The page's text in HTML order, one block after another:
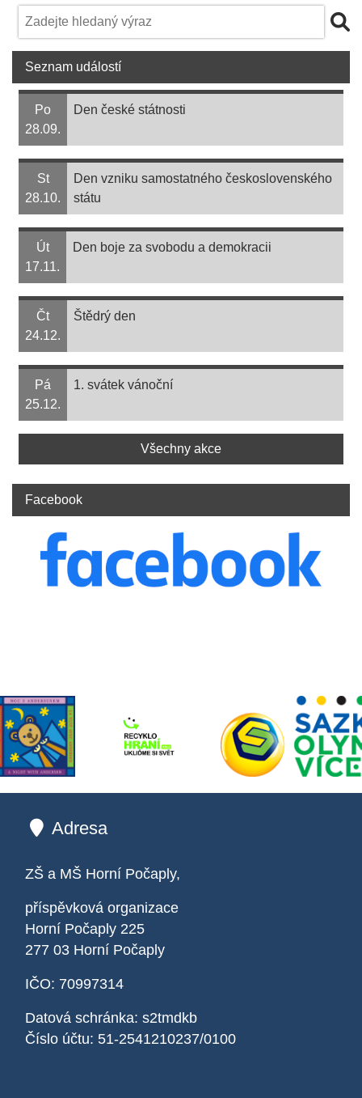
Seznam událostí
Po
28.09.
Den české státnosti
St
28.10.
Den vzniku samostatného československého
státu
Út
17.11.
Den boje za svobodu a demokracii
Čt
24.12.
Štědrý den
Pá
25.12.
1. svátek vánoční
Všechny akce
Facebook
Adresa
ZŠ a MŠ Horní Počaply,
příspěvková organizace
Horní Počaply 225
277 03 Horní Počaply
IČO: 70997314
Datová schránka: s2tmdkb
Číslo účtu: 51-2541210237/0100